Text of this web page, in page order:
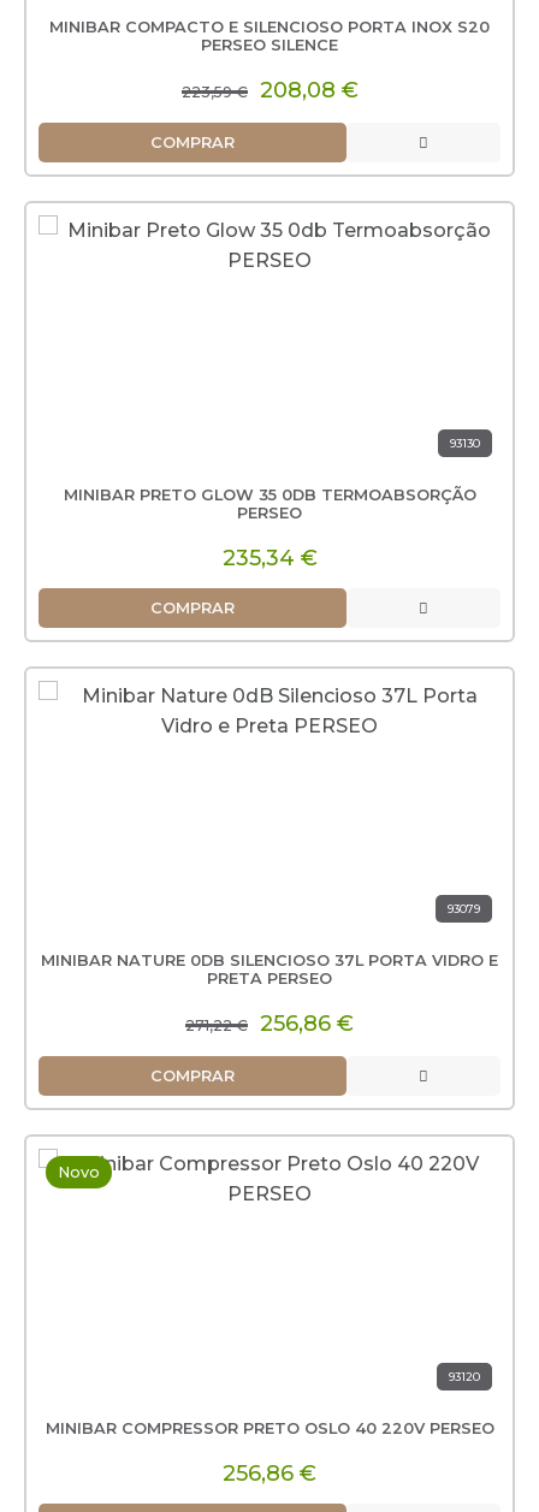
MINIBAR COMPACTO E SILENCIOSO PORTA INOX S20
PERSEO SILENCE
223,59 € 208,08 €
COMPRAR
93130
MINIBAR PRETO GLOW 35 0DB TERMOABSORÇÃO
PERSEO
235,34 €
COMPRAR
93079
MINIBAR NATURE 0DB SILENCIOSO 37L PORTA VIDRO E
PRETA PERSEO
271,22 € 256,86 €
COMPRAR
Novo
93120
MINIBAR COMPRESSOR PRETO OSLO 40 220V PERSEO
256,86 €